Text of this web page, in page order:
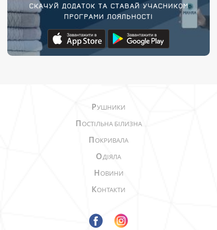
СКАЧУЙ ДОДАТОК ТА СТАВАЙ УЧАСНИКОМ
ПРОГРАМИ ЛОЯЛЬНОСТІ
РУШНИКИ
ПОСТІЛЬНА БІЛИЗНА
ПОКРИВАЛА
ОДІЯЛА
НОВИНИ
КОНТАКТИ